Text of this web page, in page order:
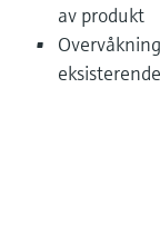
velg ditt relevante
et pålitelig utvalg.
Informasjon
Få tilgang til
serienummeret som
Finn riktig
produktrot,
Handle alt
Fotometre til
TS-måling med
Enklere
av produkt